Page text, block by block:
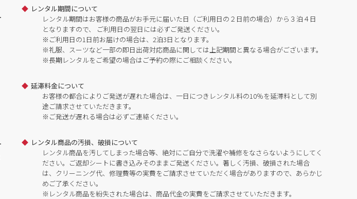
レンタル期間について
レンタル期間はお客様の商品がお手元に届いた日（ご利用日の２日前の場合）から３泊４日
となりますので、 ご利用日の翌日には必ずご発送ください。
※ご利用日の1日前お届けの場合は、2泊3日となります。
※礼服、スーツなど一部の即日出荷対応商品に関しては上記期間と異なる場合がございます。
※長期レンタルをご希望の場合はご予約の際にご相談ください。
延滞料金について
お客様の都合によりご発送が遅れた場合は、一日につきレンタル料の10％を延滞料として別
途ご請求させていただきます。
※ご発送が遅れる場合は必ずご連絡ください。
レンタル商品の汚損、破損について
レンタル商品を汚してしまった場合等、絶対にご自分で洗濯や補修をなさらないようにしてく
ださい。ご返却シートに書き込みそのままご発送ください。著しく汚損、破損された場合
は、クリーニング代、修理費等の実費をご請求させていただく場合がありますので、あらかじ
めご了承ください。
※レンタル商品を紛失された場合は、商品代金の実費をご請求させていただきます。